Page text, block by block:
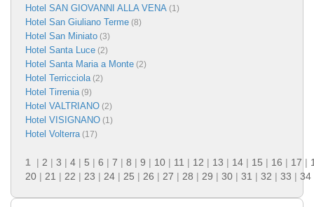
Hotel SAN GIOVANNI ALLA VENA (1)
Hotel San Giuliano Terme (8)
Hotel San Miniato (3)
Hotel Santa Luce (2)
Hotel Santa Maria a Monte (2)
Hotel Terricciola(2)
Hotel Tirrenia(9)
Hotel VALTRIANO (2)
Hotel VISIGNANO (1)
Hotel Volterra(17)
1 | 2 | 3 | 4 | 5 | 6 | 7 | 8 | 9 | 10 | 11 | 12 | 13 | 14 | 15 | 16 | 17 |
20 | 21 | 22 | 23 | 24 | 25 | 26 | 27 | 28 | 29 | 30 | 31 | 32 | 33 | 34